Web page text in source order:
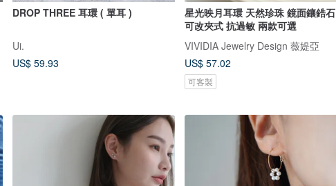
DROP THREE 耳環 ( 單耳 )
Ui.
US$ 59.93
星光映月耳環 天然珍珠 鏡面鑲鋯石
可改夾式 抗過敏 兩款可選
VIVIDIA Jewelry Design 薇媞亞
US$ 57.02
可客製